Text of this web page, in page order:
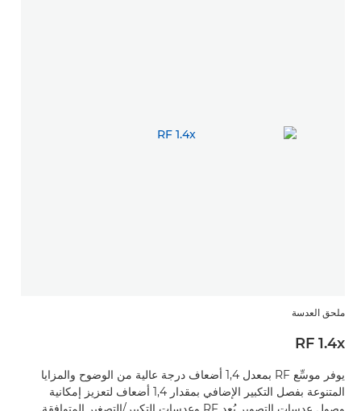
ملحق العدسة
RF 1.4x
يوفر موسِّع RF بمعدل 1,4 أضعاف درجة عالية من الوضوح والمزايا
المتنوعة بفصل التكبير الإضافي بمقدار 1,4 أضعاف لتعزيز إمكانية